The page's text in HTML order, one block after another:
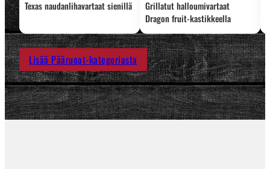
Texas naudanlihavartaat sienillä
Grillatut halloumivartaat
Dragon fruit-kastikkeella
Lisää Pääruoat-kategoriasta